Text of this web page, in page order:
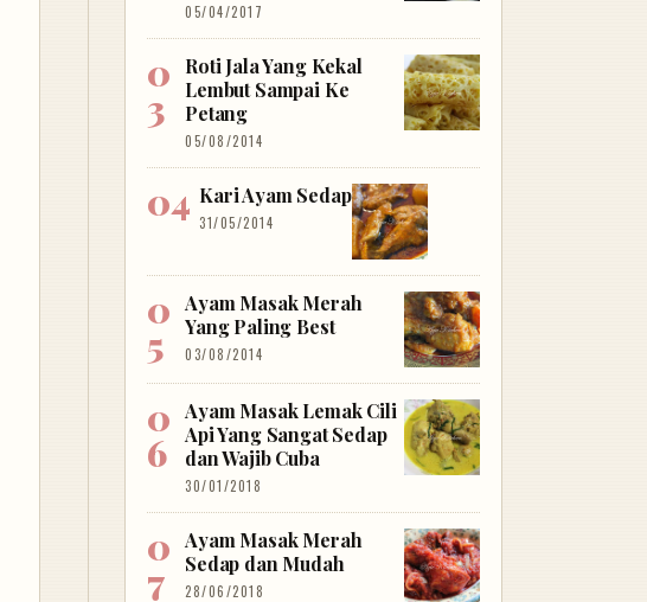
05/04/2017
Roti Jala Yang Kekal
Lembut Sampai Ke
Petang
05/08/2014
Kari Ayam Sedap
31/05/2014
Ayam Masak Merah
Yang Paling Best
03/08/2014
Ayam Masak Lemak Cili
Api Yang Sangat Sedap
dan Wajib Cuba
30/01/2018
Ayam Masak Merah
Sedap dan Mudah
28/06/2018